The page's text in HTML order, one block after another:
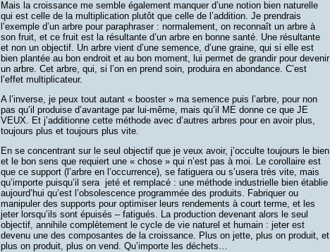
Mais la croissance me semble également manquer d’une notion bien naturelle
qui est celle de la multiplication plutôt que celle de l’addition. Je prendrais
l’exemple d’un arbre pour paraphraser : normalement, on reconnaît un arbre à
son fruit, et ce fruit est la résultante d’un arbre en bonne santé. Une résultante
et non un objectif. Un arbre vient d’une semence, d’une graine, qui si elle est
bien plantée au bon endroit et au bon moment, lui permet de grandir pour devenir
un arbre. Cet arbre, qui, si l’on en prend soin, produira en abondance. C’est
l’effet multiplicateur.
A l’inverse, je peux tout autant « booster » ma semence puis l’arbre, pour non
pas qu’il produise d’avantage par lui-même, mais qu’il ME donne ce que JE
VEUX. Et j’additionne cette méthode avec d’autres arbres pour en avoir plus,
toujours plus et toujours plus vite.
En se concentrant sur le seul objectif que je veux avoir, j’occulte toujours le bien
et le bon sens que requiert une « chose » qui n’est pas à moi. Le corollaire est
que ce support (l’arbre en l’occurrence), se fatiguera ou s’usera très vite, mais
qu’importe puisqu’il sera jeté et remplacé : une méthode industrielle bien établie
aujourd’hui qu’est l’obsolescence programmée des produits. Fabriquer ou
manipuler des supports pour optimiser leurs rendements à court terme, et les
jeter lorsqu’ils sont épuisés – fatigués. La production devenant alors le seul
objectif, annihile complètement le cycle de vie naturel et humain : jeter est
devenu une des composantes de la croissance. Plus on jette, plus on produit, et
plus on produit, plus on vend. Qu’importe les déchets…